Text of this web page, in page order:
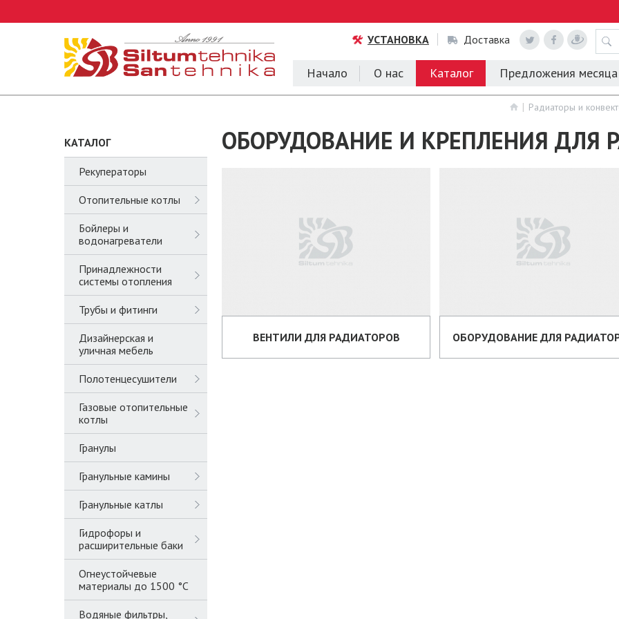
УСТАНОВКА Доставка
Начало О нас Каталог Предложения месяца
Радиаторы и
КАТАЛОГ
Рекуператоры
Отопительные котлы
Бойлеры и
водонагреватели
Принадлежности
системы отопления
Трубы и фитинги
Дизайнерская и
уличная мебель
Полотенцесушители
Газовые отопительные
котлы
Гранулы
Гранульные камины
Гранульные катлы
Гидрофоры и
расширительные баки
Огнеустойчевые
материалы до 1500 °C
Водяные фильтры,
ОБОРУДОВАНИЕ И КРЕПЛЕНИЯ ДЛЯ
ВЕНТИЛИ ДЛЯ РАДИАТОРОВ ОБОРУДОВАНИЕ ДЛЯ